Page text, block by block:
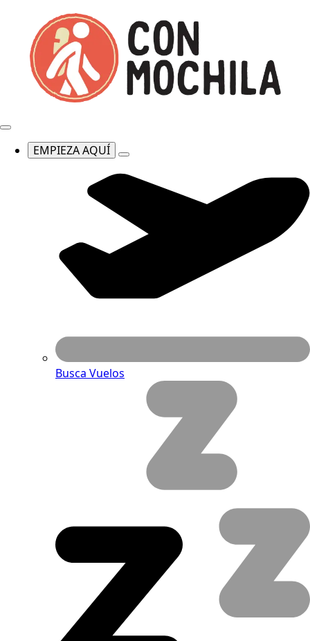
EMPIEZA AQUÍ
Busca Vuelos